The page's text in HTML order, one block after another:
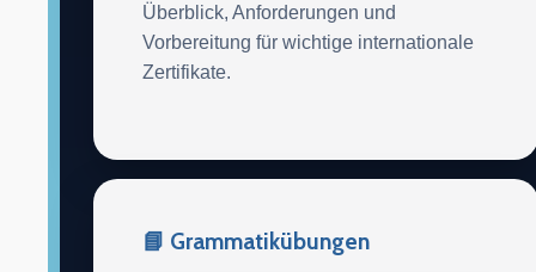
Überblick, Anforderungen und
Vorbereitung für wichtige internationale
Zertifikate.
📘 Grammatikübungen